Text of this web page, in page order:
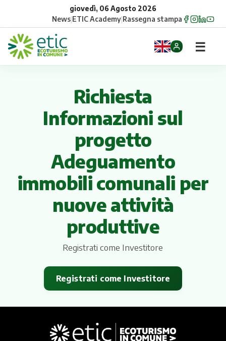
giovedì, 06 Agosto 2026
News|ETIC Academy|Rassegna stampa
Gruppi
☰
Richiesta
Informazioni sul
progetto
Adeguamento
immobili comunali per
nuove attività
produttive
Registrati come Investitore
Registrati come Investitore